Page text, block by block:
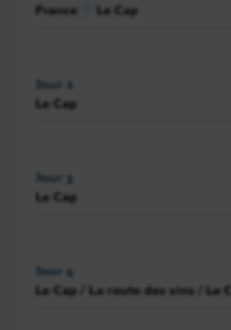
France
Le Cap
Jour 2
Le Cap
Jour 3
Le Cap
Jour 4
Le Cap / La route des vins / Le